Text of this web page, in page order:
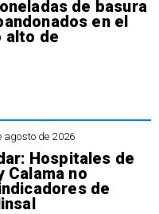
de basura
en el
alto de
agosto de 2026
Hospitales de
Calama no
de